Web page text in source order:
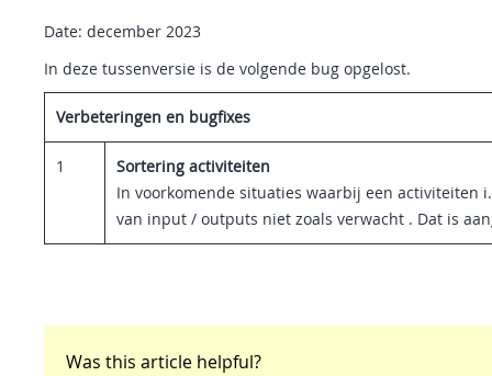
Date: december 2023
In deze tussenversie is de volgende bug opgelost.
Verbeteringen en bugfixes
1
Sortering activiteiten
In voorkomende situaties waarbij een activiteiten
van input / outputs niet zoals verwacht . Dat is
Was this article helpful?